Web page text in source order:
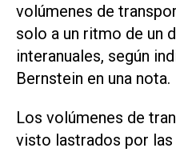
volúmenes de
solo a un ritmo de un
interanuales, según
Bernstein en una nota.
Los volúmenes de
visto ‌lastrados por